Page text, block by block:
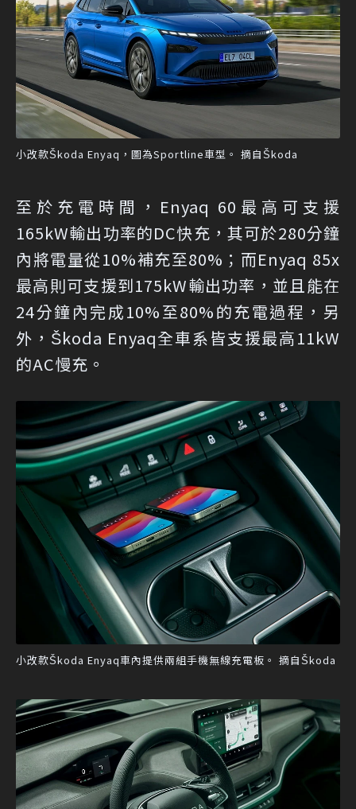
小改款Škoda Enyaq，圖為Sportline車型。 摘自Škoda
至於充電時間，Enyaq 60最高可支援
165kW輸出功率的DC快充，其可於280分鐘
內將電量從10%補充至80%；而Enyaq 85x
最高則可支援到175kW輸出功率，並且能在
24分鐘內完成10%至80%的充電過程，另
外，Škoda Enyaq全車系皆支援最高11kW
的AC慢充。
小改款Škoda Enyaq車內提供兩組手機無線充電板。 摘自Škoda